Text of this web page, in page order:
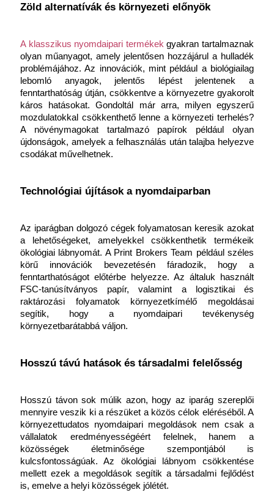
Zöld alternatívák és környezeti előnyök
A klasszikus nyomdaipari termékek gyakran tartalmaznak
olyan műanyagot, amely jelentősen hozzájárul a hulladék
problémájához. Az innovációk, mint például a biológiailag
lebomló anyagok, jelentős lépést jelentenek a
fenntarthatóság útján, csökkentve a környezetre gyakorolt
káros hatásokat. Gondoltál már arra, milyen egyszerű
mozdulatokkal csökkenthető lenne a környezeti terhelés?
A növénymagokat tartalmazó papírok például olyan
újdonságok, amelyek a felhasználás után talajba helyezve
csodákat művelhetnek.
Technológiai újítások a nyomdaiparban
Az iparágban dolgozó cégek folyamatosan keresik azokat
a lehetőségeket, amelyekkel csökkenthetik termékeik
ökológiai lábnyomát. A Print Brokers Team például széles
körű innovációk bevezetésén fáradozik, hogy a
fenntarthatóságot előtérbe helyezze. Az általuk használt
FSC-tanúsítványos papír, valamint a logisztikai és
raktározási folyamatok környezetkímélő megoldásai
segítik, hogy a nyomdaipari tevékenység
környezetbarátabbá váljon.
Hosszú távú hatások és társadalmi felelősség
Hosszú távon sok múlik azon, hogy az iparág szereplői
mennyire veszik ki a részüket a közös célok eléréséből. A
környezettudatos nyomdaipari megoldások nem csak a
vállalatok eredményességéért felelnek, hanem a
közösségek életminősége szempontjából is
kulcsfontosságúak. Az ökológiai lábnyom csökkentése
mellett ezek a megoldások segítik a társadalmi fejlődést
is, emelve a helyi közösségek jólétét.